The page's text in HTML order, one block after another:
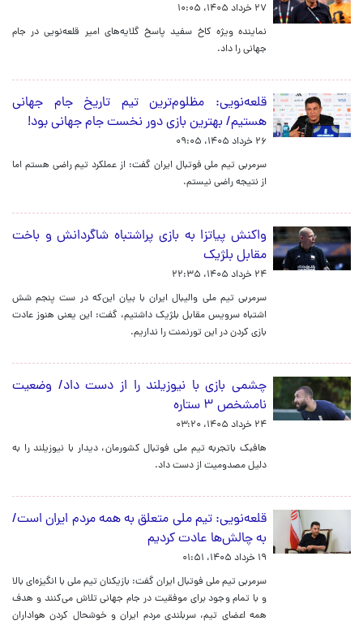
۲۷ خرداد ۱۴۰۵، ۱۰:۰۵
نماینده ویژه کاخ سفید پاسخ گلایه‌های امیر قلعه‌نویی در جام
جهانی را داد.
قلعه‌نویی: مظلوم‌ترین تیم تاریخ جام جهانی
هستیم/ بهترین بازی دور نخست جام جهانی بود!
۲۶ خرداد ۱۴۰۵، ۰۹:۰۵
سرمربی تیم ملی فوتبال ایران گفت: از عملکرد تیم راضی هستم اما
از نتیجه راضی نیستم.
واکنش پیاتزا به بازی پراشتباه شاگردانش و باخت
مقابل بلژیک
۲۴ خرداد ۱۴۰۵، ۲۲:۳۵
سرمربی تیم ملی والیبال ایران با بیان این‌که در ست پنجم شش
اشتباه سرویس مقابل بلژیک داشتیم، گفت: این یعنی هنوز عادت
بازی کردن در این تورنمنت را نداریم.
چشمی بازی با نیوزیلند را از دست داد/ وضعیت
نامشخص ۳ ستاره
۲۴ خرداد ۱۴۰۵، ۰۳:۲۰
هافبک باتجربه تیم ملی فوتبال کشورمان، دیدار با نیوزیلند را به
دلیل مصدومیت از دست داد.
قلعه‌نویی: تیم ملی متعلق به همه مردم ایران است/
به چالش‌ها عادت کردیم
۱۹ خرداد ۱۴۰۵، ۰۱:۵۱
سرمربی تیم ملی فوتبال ایران گفت: بازیکنان تیم ملی با انگیزه‌ای بالا
و با تمام وجود برای موفقیت در جام جهانی تلاش می‌کنند و هدف
همه اعضای تیم، سربلندی مردم ایران و خوشحال کردن هواداران